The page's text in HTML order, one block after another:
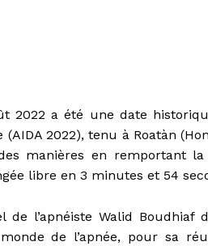
2022 a été une date
(AIDA 2022), tenu à Roatàn
manières en remportant la
libre en 3 minutes et 54
de l’apnéiste Walid
de l’apnée, pour sa